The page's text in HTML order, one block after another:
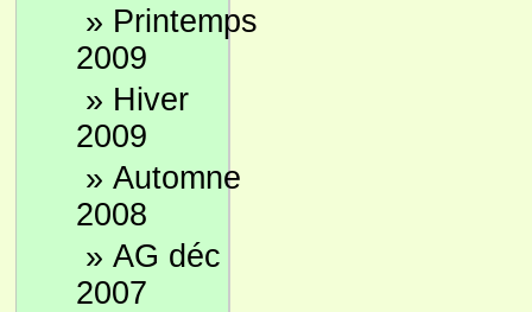
» Printemps
2009
» Hiver
2009
» Automne
2008
» AG déc
2007